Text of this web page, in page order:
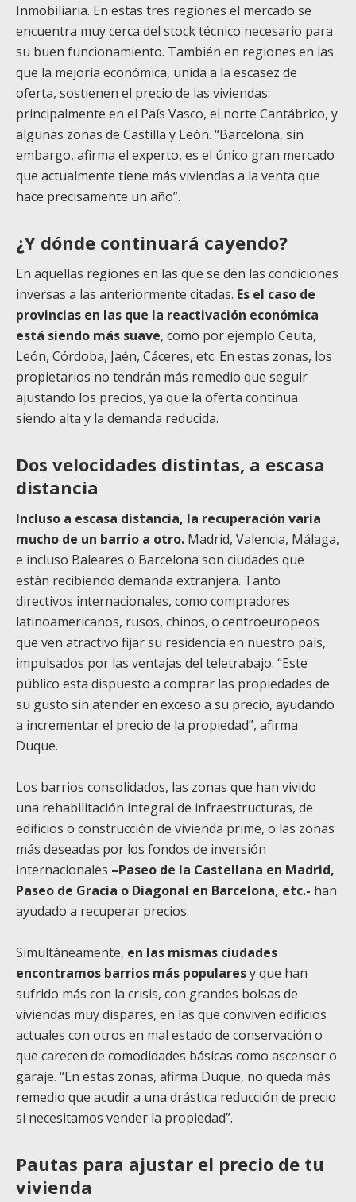
Inmobiliaria. En estas tres regiones el mercado se
encuentra muy cerca del stock técnico necesario para
su buen funcionamiento. También en regiones en las
que la mejoría económica, unida a la escasez de
oferta, sostienen el precio de las viviendas:
principalmente en el País Vasco, el norte Cantábrico, y
algunas zonas de Castilla y León. “Barcelona, sin
embargo, afirma el experto, es el único gran mercado
que actualmente tiene más viviendas a la venta que
hace precisamente un año”.
¿Y dónde continuará cayendo?
En aquellas regiones en las que se den las condiciones
inversas a las anteriormente citadas. Es el caso de
provincias en las que la reactivación económica
está siendo más suave, como por ejemplo Ceuta,
León, Córdoba, Jaén, Cáceres, etc. En estas zonas, los
propietarios no tendrán más remedio que seguir
ajustando los precios, ya que la oferta continua
siendo alta y la demanda reducida.
Dos velocidades distintas, a escasa
distancia
Incluso a escasa distancia, la recuperación varía
mucho de un barrio a otro. Madrid, Valencia, Málaga,
e incluso Baleares o Barcelona son ciudades que
están recibiendo demanda extranjera. Tanto
directivos internacionales, como compradores
latinoamericanos, rusos, chinos, o centroeuropeos
que ven atractivo fijar su residencia en nuestro país,
impulsados por las ventajas del teletrabajo. “Este
público esta dispuesto a comprar las propiedades de
su gusto sin atender en exceso a su precio, ayudando
a incrementar el precio de la propiedad”, afirma
Duque.
Los barrios consolidados, las zonas que han vivido
una rehabilitación integral de infraestructuras, de
edificios o construcción de vivienda prime, o las zonas
más deseadas por los fondos de inversión
internacionales –Paseo de la Castellana en Madrid,
Paseo de Gracia o Diagonal en Barcelona, etc.- han
ayudado a recuperar precios.
Simultáneamente, en las mismas ciudades
encontramos barrios más popularesy que han
sufrido más con la crisis, con grandes bolsas de
viviendas muy dispares, en las que conviven edificios
actuales con otros en mal estado de conservación o
que carecen de comodidades básicas como ascensor o
garaje. “En estas zonas, afirma Duque, no queda más
remedio que acudir a una drástica reducción de precio
si necesitamos vender la propiedad”.
Pautas para ajustar el precio de tu
vivienda